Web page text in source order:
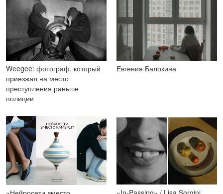
Weegee: фотограф, который
приезжал на место
преступления раньше
полиции
Евгения Балокина